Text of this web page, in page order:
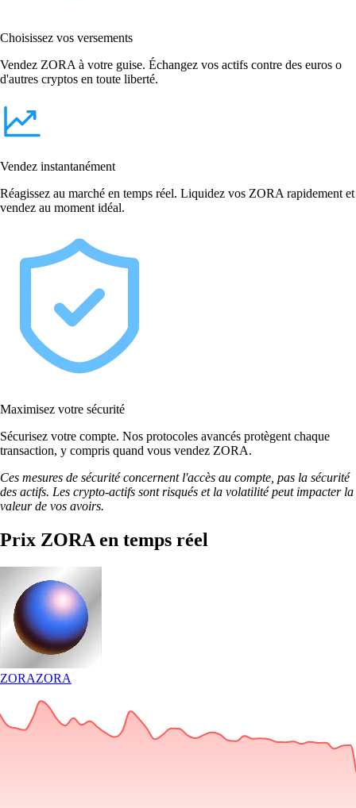
Choisissez vos versements
Vendez ZORA à votre guise. Échangez vos actifs contre des euros o
d'autres cryptos en toute liberté.
Vendez instantanément
Réagissez au marché en temps réel. Liquidez vos ZORA rapidement et
vendez au moment idéal.
Maximisez votre sécurité
Sécurisez votre compte. Nos protocoles avancés protègent chaque
transaction, y compris quand vous vendez ZORA.
Ces mesures de sécurité concernent l'accès au compte, pas la sécurité
des actifs. Les crypto-actifs sont risqués et la volatilité peut impacter la
valeur de vos avoirs.
Prix ZORA en temps réel
ZORAZORA